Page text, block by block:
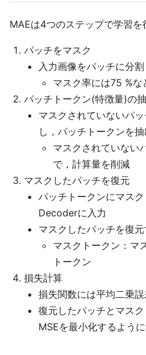
MAEは4つのステップで学習を
パッチをマスク
入力画像をパッチに分
マスク率には75 %な
パッチトークン(特徴量)の
マスクされていないパ
し，パッチトークンを抽
マスクされていない
で，計算量を削減
マスクしたパッチを復元
パッチトークンにマスク
Decoderに入力
マスクしたパッチを復
マスクトークン：マ
トークン
損失計算
損失関数には平均二乗
復元したパッチとマス
MSEを最小化するよう